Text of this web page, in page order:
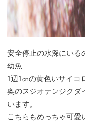
安全停止の水深にいる
幼魚
1辺1㎝の黄色いサイコ
奥のスジオテンジクダ
います。
こちらもめっちゃ可愛